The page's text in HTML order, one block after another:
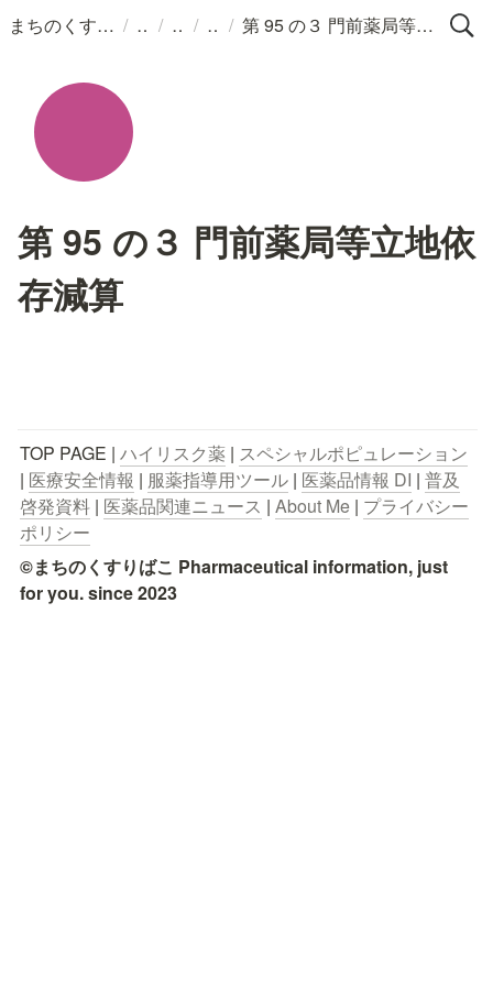
まちのくすりばこ / / / / 第 95 の３ 門前薬局等立地依存減算
第 95 の３ 門前薬局等立地依
存減算
TOP PAGE | ハイリスク薬 | スペシャルポピュレーション
| 医療安全情報 | 服薬指導用ツール | 医薬品情報 DI | 普及
啓発資料 | 医薬品関連ニュース | About Me | プライバシー
ポリシー
©まちのくすりばこ Pharmaceutical information, just
for you. since 2023